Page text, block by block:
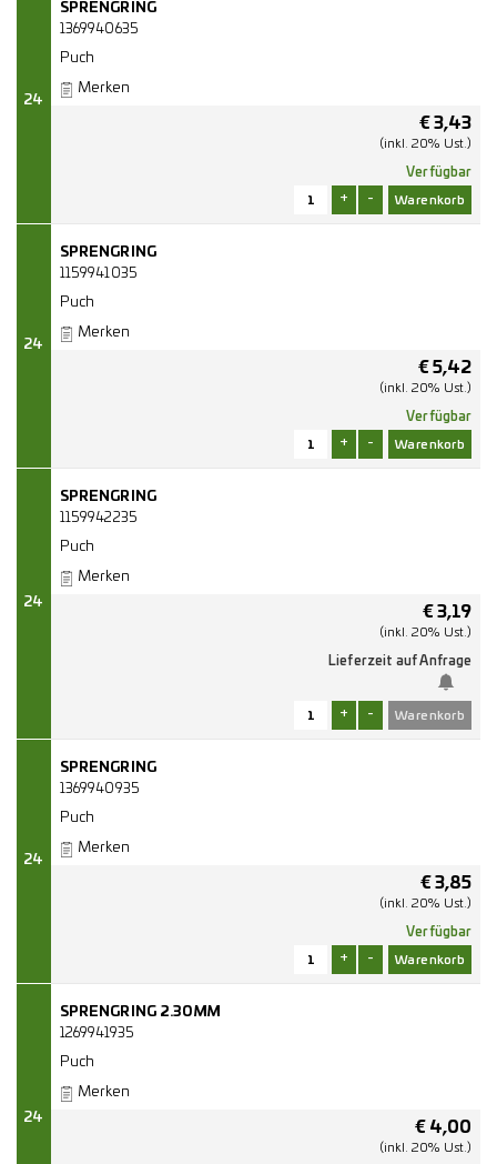
24
SPRENGRING
1369940635
Puch
Merken
€ 3,43
(inkl. 20% Ust.)
Verfügbar
+ -
24
SPRENGRING
1159941035
Puch
Merken
€ 5,42
(inkl. 20% Ust.)
Verfügbar
+ -
24
SPRENGRING
1159942235
Puch
Merken
€ 3,19
(inkl. 20% Ust.)
Lieferzeit auf Anfrage
+ -
24
SPRENGRING
1369940935
Puch
Merken
€ 3,85
(inkl. 20% Ust.)
Verfügbar
+ -
24
SPRENGRING 2.30MM
1269941935
Puch
Merken
€ 4,00
(inkl. 20% Ust.)